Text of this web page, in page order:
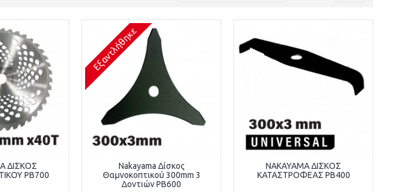
ΔΙΣΚΟΣ
PB700
Εξαντλήθηκε
Nakayama Δίσκος
Θαμνοκοπτικού 300mm 3
Δοντιών PB600
NAKAYAMA ΔΙΣΚΟΣ
ΚΑΤΑΣΤΡΟΦΕΑΣ PB400